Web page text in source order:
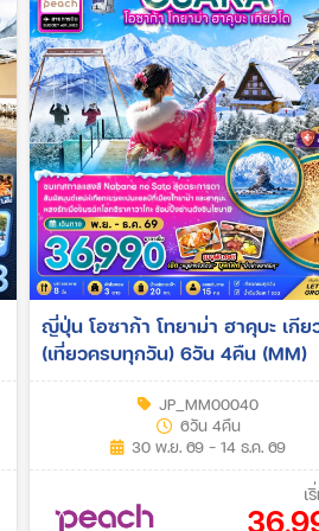
ญี่ปุ่น โอซาก้า โทยาม่า ฮาคุบะ เกีย
(เที่ยวครบทุกวัน) 6วัน 4คืน (MM)
JP_MM00040
6วัน 4คืน
30 พ.ย. 69 - 14 ธ.ค. 69
เ